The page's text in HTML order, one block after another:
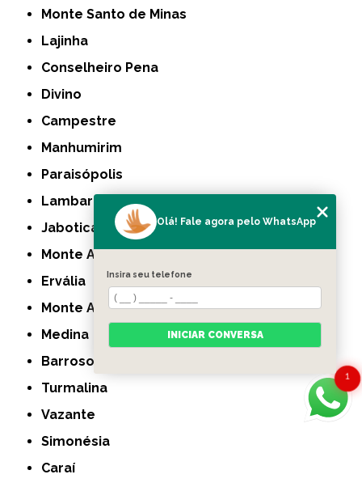
Monte Santo de Minas
Lajinha
Conselheiro Pena
Divino
Campestre
Manhumirim
Paraisópolis
Lambari
Jaboticatubas
Monte Azul
Ervália
Monte Alegre de Minas
Medina
Barroso
Turmalina
Vazante
Simonésia
Caraí
1
Olá! Fale agora pelo WhatsApp
Insira seu telefone
INICIAR CONVERSA